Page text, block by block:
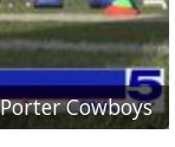
Cowboys
Lobos
Ants